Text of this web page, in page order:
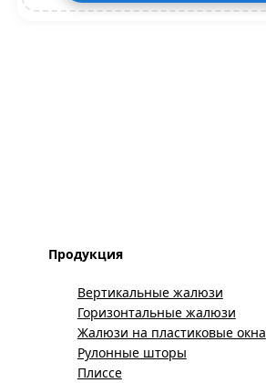
Продукция
Вертикальные жалюзи
Горизонтальные жалюзи
Жалюзи на пластиковые окна
Рулонные шторы
Плиссе